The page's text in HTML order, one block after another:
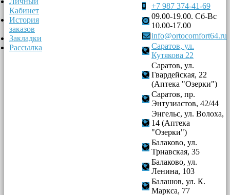
Кабинет
История
заказов
Закладки
Рассылка
+7 987 374-41-69
09.00-19.00. Сб-Вс
10.00-17.00
info@ortocomfort64.ru
Саратов, ул.
Кутякова 22
Саратов, ул.
Гвардейская, 22
(Аптека "Озерки")
Саратов, пр.
Энтузиастов, 42/44
Энгельс, ул. Волоха,
14 (Аптека
"Озерки")
Балаково, ул.
Трнавская, 35
Балаково, ул.
Ленина, 103
Балашов, ул. К.
Маркса, 77